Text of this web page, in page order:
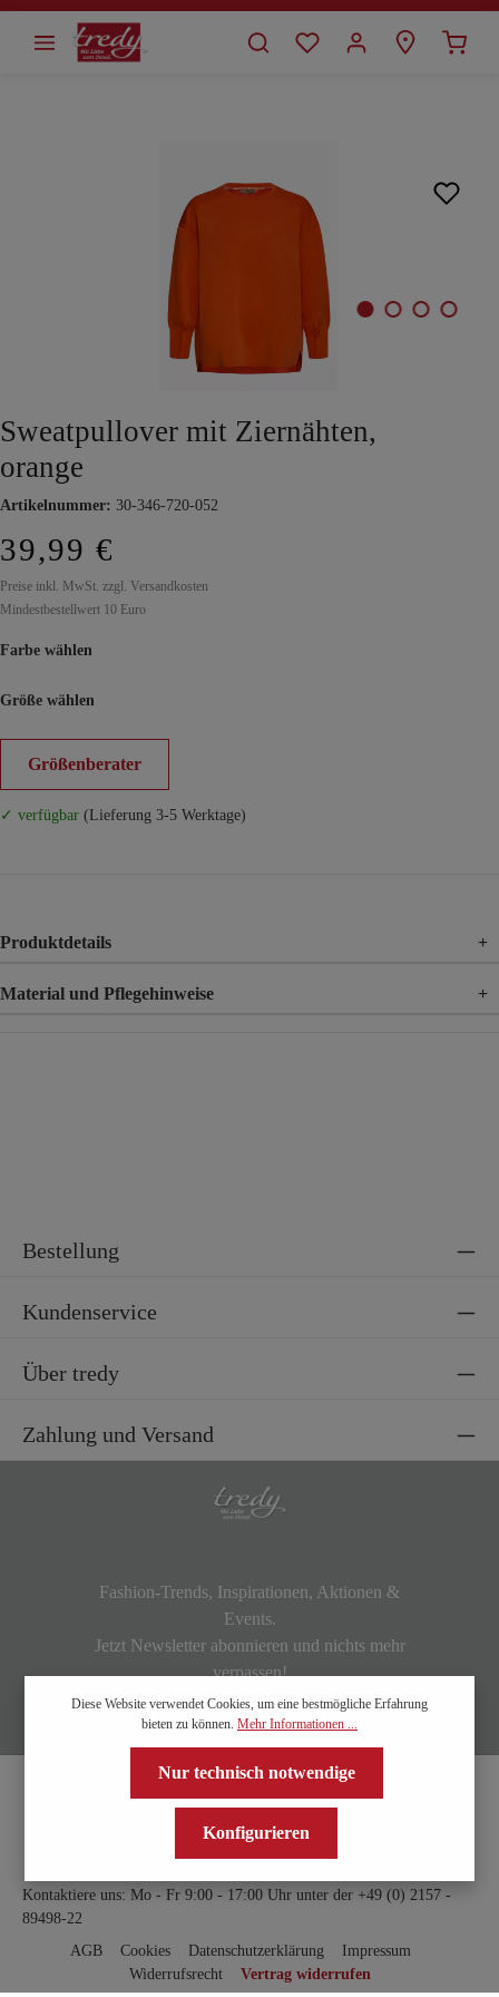
springen
Sweatpullover mit Ziernähten,
orange
Artikelnummer: 30-346-720-052
39,99 €
Preise inkl. MwSt. zzgl. Versandkosten
Mindestbestellwert 10 Euro
Farbe wählen
Größe wählen
Größenberater
✓ verfügbar (Lieferung 3-5 Werktage)
Produktdetails +
Material und Pflegehinweise +
Bestellung
Kundenservice
Über tredy
Zahlung und Versand
Fashion-Trends, Inspirationen, Aktionen &
Events.
Jetzt Newsletter abonnieren und nichts mehr
verpassen!
Kontaktiere uns: Mo - Fr 9:00 - 17:00 Uhr unter der +49 (0) 2157 -
89498-22
AGB
Cookies Datenschutzerklärung
Impressum
Widerrufsrecht
Vertrag widerrufen
Diese Website verwendet Cookies, um eine bestmögliche Erfahrung
bieten zu können. Mehr Informationen ...
Nur technisch notwendige
Konfigurieren